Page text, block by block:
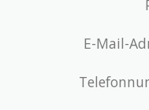
E-Mail-